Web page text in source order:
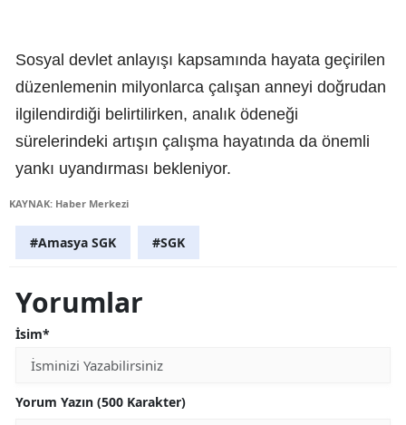
Sosyal devlet anlayışı kapsamında hayata geçirilen
düzenlemenin milyonlarca çalışan anneyi doğrudan
ilgilendirdiği belirtilirken, analık ödeneği
sürelerindeki artışın çalışma hayatında da önemli
yankı uyandırması bekleniyor.
KAYNAK: Haber Merkezi
#Amasya SGK #SGK
Yorumlar
İsim*
Yorum Yazın (500 Karakter)